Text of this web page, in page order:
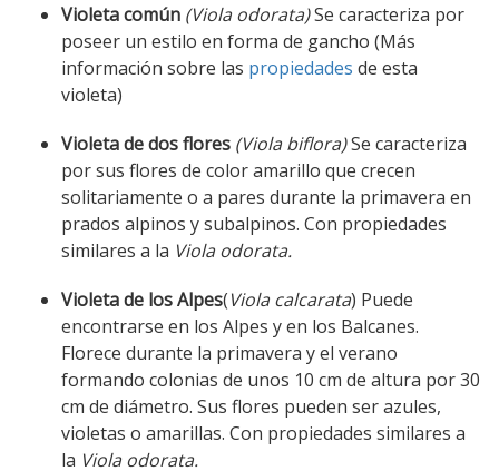
Violeta común (Viola odorata)Se caracteriza por
poseer un estilo en forma de gancho (Más
información sobre las propiedades de esta
violeta)
Violeta de dos flores (Viola biflora)Se caracteriza
por sus flores de color amarillo que crecen
solitariamente o a pares durante la primavera en
prados alpinos y subalpinos. Con propiedades
similares a la Viola odorata.
Violeta de los Alpes(Viola calcarata) Puede
encontrarse en los Alpes y en los Balcanes.
Florece durante la primavera y el verano
formando colonias de unos 10 cm de altura por 30
cm de diámetro. Sus flores pueden ser azules,
violetas o amarillas. Con propiedades similares a
la Viola odorata.